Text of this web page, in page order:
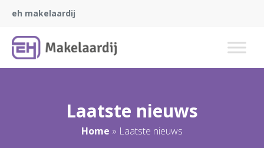
eh makelaardij
Laatste nieuws
Home » Laatste nieuws